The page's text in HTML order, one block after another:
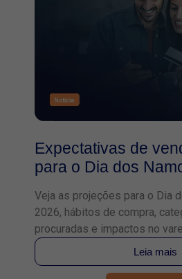
Expectativas de
para o Dia dos
Veja as projeções para o Dia
2026, hábitos de compra,
procuradas e impactos no
Leia mais